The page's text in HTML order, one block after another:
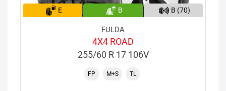
E B B (70)
FULDA
4X4 ROAD
255/60 R 17 106V
FP M+S TL